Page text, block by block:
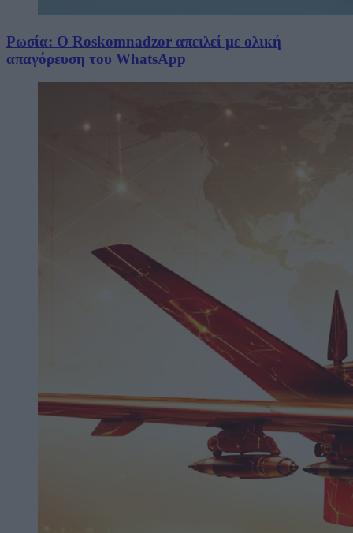
Ρωσία: Ο Roskomnadzor απειλεί με ολική
απαγόρευση του WhatsApp